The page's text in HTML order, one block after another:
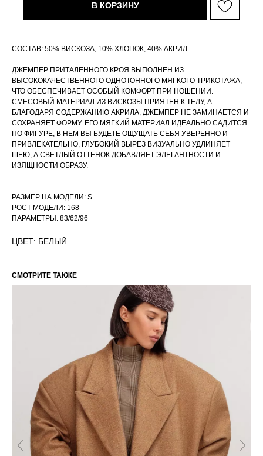
В КОРЗИНУ
СОСТАВ: 50% ВИСКОЗА, 10% ХЛОПОК, 40% АКРИЛ
ДЖЕМПЕР ПРИТАЛЕННОГО КРОЯ ВЫПОЛНЕН ИЗ
ВЫСОКОКАЧЕСТВЕННОГО ОДНОТОННОГО МЯГКОГО ТРИКОТАЖА,
ЧТО ОБЕСПЕЧИВАЕТ ОСОБЫЙ КОМФОРТ ПРИ НОШЕНИИ.
СМЕСОВЫЙ МАТЕРИАЛ ИЗ ВИСКОЗЫ ПРИЯТЕН К ТЕЛУ, А
БЛАГОДАРЯ СОДЕРЖАНИЮ АКРИЛА, ДЖЕМПЕР НЕ ЗАМИНАЕТСЯ И
СОХРАНЯЕТ ФОРМУ. ЕГО МЯГКИЙ МАТЕРИАЛ ИДЕАЛЬНО САДИТСЯ
ПО ФИГУРЕ, В НЕМ ВЫ БУДЕТЕ ОЩУЩАТЬ СЕБЯ УВЕРЕННО И
ПРИВЛЕКАТЕЛЬНО, ГЛУБОКИЙ ВЫРЕЗ ВИЗУАЛЬНО УДЛИНЯЕТ
ШЕЮ, А СВЕТЛЫЙ ОТТЕНОК ДОБАВЛЯЕТ ЭЛЕГАНТНОСТИ И
ИЗЯЩНОСТИ ОБРАЗУ.
РАЗМЕР НА МОДЕЛИ: S
РОСТ МОДЕЛИ: 168
ПАРАМЕТРЫ: 83/62/96
ЦВЕТ: БЕЛЫЙ
СМОТРИТЕ ТАКЖЕ